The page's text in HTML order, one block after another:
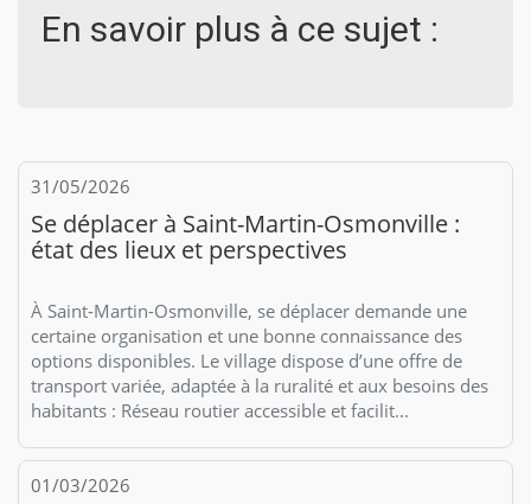
En savoir plus à ce sujet :
31/05/2026
Se déplacer à Saint-Martin-Osmonville :
état des lieux et perspectives
À Saint-Martin-Osmonville, se déplacer demande une
certaine organisation et une bonne connaissance des
options disponibles. Le village dispose d’une offre de
transport variée, adaptée à la ruralité et aux besoins des
habitants : Réseau routier accessible et facilit...
01/03/2026